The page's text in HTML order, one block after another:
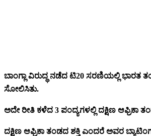
ಬಾಂಗ್ಲಾ ವಿರುದ್ಧ ನಡೆದ ಟಿ20 ಸರಣಿಯಲ್ಲಿ ಭಾರತ
ಸೋಲಿಸಿತು.
ಅದೇ ರೀತಿ ಕಳೆದ 3 ಪಂದ್ಯಗಳಲ್ಲಿ ದಕ್ಷಿಣ ಆಫ್ರಿಕಾ
ದಕ್ಷಿಣ ಆಫ್ರಿಕಾ ತಂಡದ ಶಕ್ತಿ ಎಂದರೆ ಅವರ